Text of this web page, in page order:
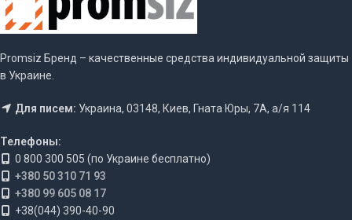
Promsiz Бренд – качественные средства индивидуальной защиты
в Украине.
Для писем: Украина, 03148, Киев, Гната Юры, 7А, а/я 114
Телефоны:
0 800 300 505 (по Украине бесплатно)
+380 50 310 71 93
+380 99 605 08 17
+38(044) 390-40-90